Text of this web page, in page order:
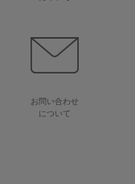
お問い合わせ
について